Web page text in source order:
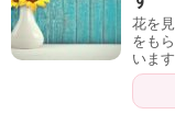
もし電話にも抵抗
幸いです。
メール占
花を
をも
いま